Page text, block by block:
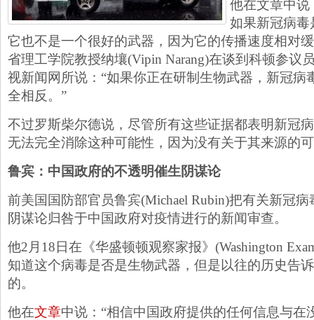
他在文章中
如果新冠病
它也不是一个很好的武器，因为它的传播速度相对
省理工学院教授纳壤(Vipin Narang)在谈到科顿参议
视新闻网所说：“如果你正在研制生物武器，新冠病
全相反。”
不过罗斯柴尔德说，尽管所有这些证据都表明新冠
无法完全消除这种可能性，因为没有关于其来源的
鲁宾：中国政府的不透明催生阴谋论
前美国国防部官员鲁宾(Michael Rubin)把有关新冠
阴谋论归咎于中国政府对疫情进行的新闻审查。
他2月18日在《华盛顿顿观察家报》(Washington
知道这个病毒是否是生物武器，但是以往的历史告
的。
他在文章中说：“相信中国政府提供的任何信息与在